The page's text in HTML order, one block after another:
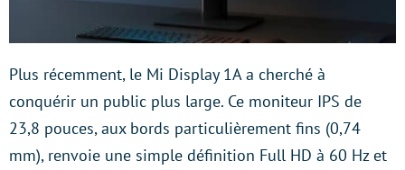
Plus récemment, le Mi Display 1A a cherché à
conquérir un public plus large. Ce moniteur IPS de
23,8 pouces, aux bords particulièrement fins (0,74
mm), renvoie une simple définition Full HD à 60 Hz et